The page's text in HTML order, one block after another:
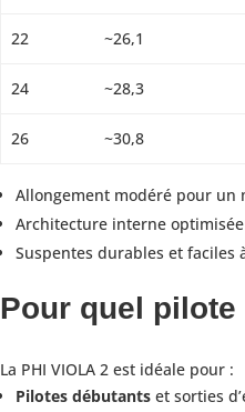
22 ~26,1
24 ~28,3
26 ~30,8
Allongement modéré pour un
Architecture interne
Suspentes durables et faciles
Pour quel pilote
La PHI VIOLA 2 est idéale pour :
Pilotes débutants et sorties